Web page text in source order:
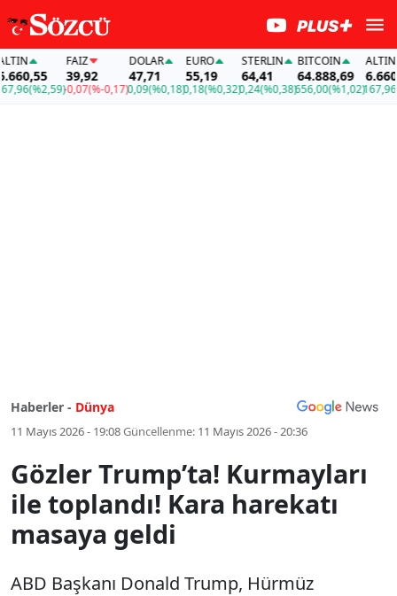
(%2,59)
FAİZ
39,92
-0,07(%-0,17)
DOLAR
47,71
0,09(%0,18)
EURO
55,19
0,18(%0,32)
STERLIN
64,41
0,24(%0,38)
BITCOIN
64.888,69
656,00(%1,02)
ALTIN
167,96
Haberler - Dünya
11 Mayıs 2026 - 19:08Güncellenme: 11 Mayıs 2026 - 20:36
Gözler Trump’ta! Kurmayları
ile toplandı! Kara harekatı
masaya geldi
ABD Başkanı Donald Trump, Hürmüz